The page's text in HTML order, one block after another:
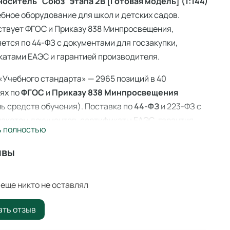
оборудование для школ и детских садов.
ФГОС и Приказу 838 Минпросвещения,
по 44-ФЗ с документами для госзакупки,
ЕАЭС и гарантией производителя.
стандарта» — 2965 позиций в 40
поФГОС и Приказу 838 Минпросвещения
средств обучения). Поставка по44-ФЗи 223-ФЗ с
документов, сертификаты ЕАЭС, гарантия
Доставка по всей России — 3–14 дней со
"Союз" этапа 2В [Готовая модель] (1:144)
учебное оборудование для оснащения
учреждений по ФГОС и
.
полностью
никто не оставлял
отзыв